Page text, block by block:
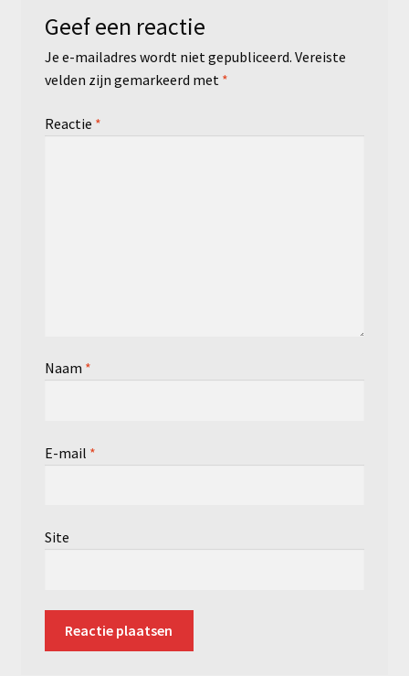
Geef een reactie
Je e-mailadres wordt niet gepubliceerd. Vereiste
velden zijn gemarkeerd met *
Reactie *
Naam *
E-mail *
Site